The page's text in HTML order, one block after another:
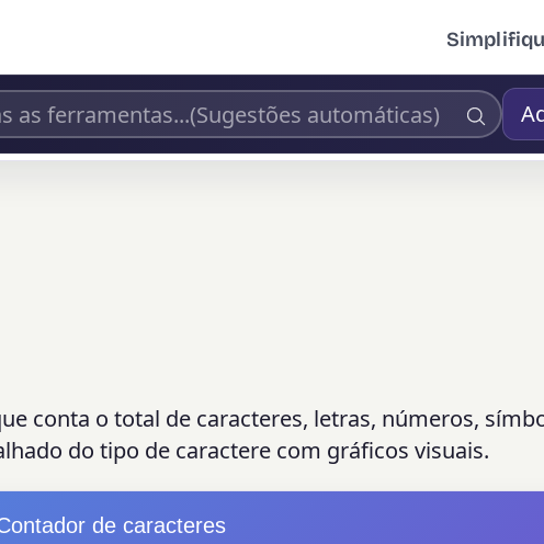
conta o total de caracteres, letras, números,
do tipo de caractere com gráficos visuais.
de caracteres